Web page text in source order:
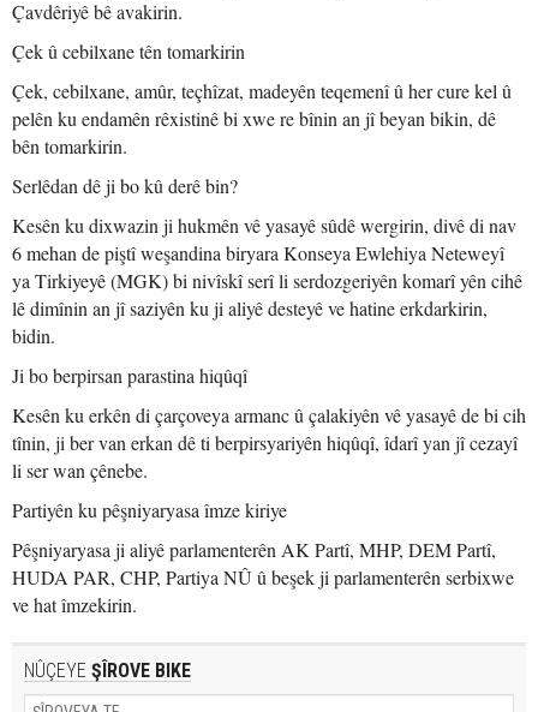
Çavdêriyê bê avakirin.
Çek û cebilxane tên tomarkirin
Çek, cebilxane, amûr, teçhîzat, madeyên teqemenî û her cure kel û
pelên ku endamên rêxistinê bi xwe re bînin an jî beyan bikin, dê
bên tomarkirin.
Serlêdan dê ji bo kû derê bin?
Kesên ku dixwazin ji hukmên vê yasayê sûdê wergirin, divê di nav
6 mehan de piştî weşandina biryara Konseya Ewlehiya Neteweyî
ya Tirkiyeyê (MGK) bi nivîskî serî li serdozgeriyên komarî yên cihê
lê dimînin an jî saziyên ku ji aliyê desteyê ve hatine erkdarkirin,
bidin.
Ji bo berpirsan parastina hiqûqî
Kesên ku erkên di çarçoveya armanc û çalakiyên vê yasayê de bi cih
tînin, ji ber van erkan dê ti berpirsyariyên hiqûqî, îdarî yan jî cezayî
li ser wan çênebe.
Partiyên ku pêşniyaryasa îmze kiriye
Pêşniyaryasa ji aliyê parlamenterên AK Partî, MHP, DEM Partî,
HUDA PAR, CHP, Partiya NÛ û beşek ji parlamenterên serbixwe
ve hat îmzekirin.
NÛÇEYE ŞÎROVE BIKE